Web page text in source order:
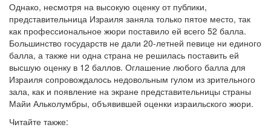
Однако, несмотря на высокую оценку от публики,
представительница Израиля заняла только пятое место, так
как профессиональное жюри поставило ей всего 52 балла.
Большинство государств не дали 20-летней певице ни единого
балла, а также ни одна страна не решилась поставить ей
высшую оценку в 12 баллов. Оглашение любого балла для
Израиля сопровождалось недовольным гулом из зрительного
зала, как и появление на экране представительницы страны
Майи Альколумбры, объявившей оценки израильского жюри.
Читайте также: